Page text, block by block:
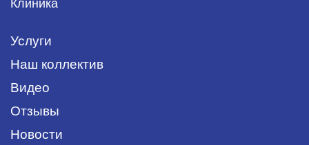
Услуги
Наш коллектив
Видео
Отзывы
Новости